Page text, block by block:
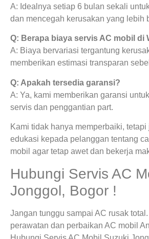
A: Idealnya setiap 6 bulan sekali
dan mencegah kerusakan yang lebih
Q: Berapa biaya servis AC mobil di
A: Biaya bervariasi tergantung
memberikan estimasi transparan
Q: Apakah tersedia garansi?
A: Ya, kami memberikan garansi
servis dan penggantian part.
Kami tidak hanya memperbaiki,
edukasi kepada pelanggan tentang
mobil agar tetap awet dan bekerja
Hubungi Servis AC
Jonggol, Bogor !
Jangan tunggu sampai AC rusak
perawatan dan perbaikan AC mobil